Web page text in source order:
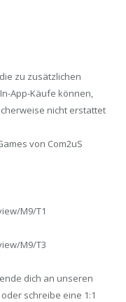
zu zusätzlichen
App-Käufe können,
nicht erstattet
von Com2uS
M9/T1
M9/T3
dich an unseren
schreibe eine 1:1